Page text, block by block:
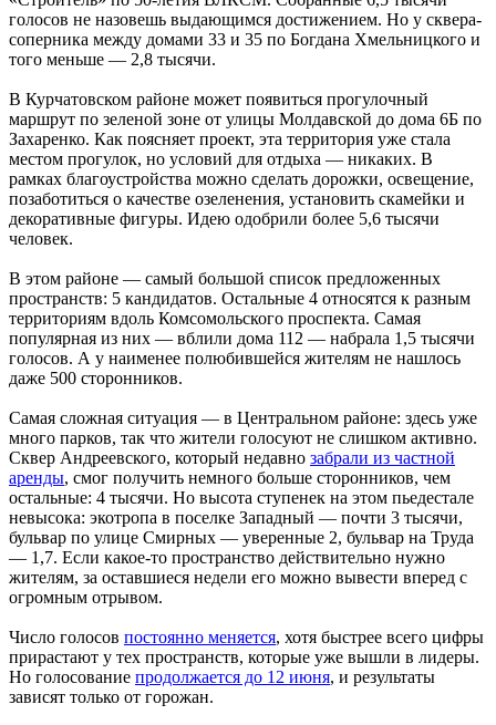
голосов не назовешь выдающимся достижением. Но у сквера-
соперника между домами 33 и 35 по Богдана Хмельницкого и
того меньше — 2,8 тысячи.
В Курчатовском районе может появиться прогулочный
маршрут по зеленой зоне от улицы Молдавской до дома 6Б по
Захаренко. Как поясняет проект, эта территория уже стала
местом прогулок, но условий для отдыха — никаких. В
рамках благоустройства можно сделать дорожки, освещение,
позаботиться о качестве озеленения, установить скамейки и
декоративные фигуры. Идею одобрили более 5,6 тысячи
человек.
В этом районе — самый большой список предложенных
пространств: 5 кандидатов. Остальные 4 относятся к разным
территориям вдоль Комсомольского проспекта. Самая
популярная из них — вблили дома 112 — набрала 1,5 тысячи
голосов. А у наименее полюбившейся жителям не нашлось
даже 500 сторонников.
Самая сложная ситуация — в Центральном районе: здесь уже
много парков, так что жители голосуют не слишком активно.
Сквер Андреевского, который недавно забрали из частной
аренды, смог получить немного больше сторонников, чем
остальные: 4 тысячи. Но высота ступенек на этом пьедестале
невысока: экотропа в поселке Западный — почти 3 тысячи,
бульвар по улице Смирных — уверенные 2, бульвар на Труда
— 1,7. Если какое-то пространство действительно нужно
жителям, за оставшиеся недели его можно вывести вперед с
огромным отрывом.
Число голосов постоянно меняется, хотя быстрее всего цифры
прирастают у тех пространств, которые уже вышли в лидеры.
Но голосование продолжается до 12 июня, и результаты
зависят только от горожан.